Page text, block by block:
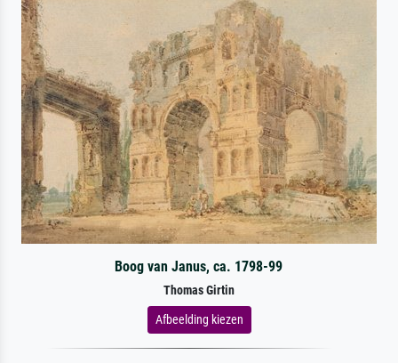
Boog van Janus, ca. 1798-99
Thomas Girtin
Afbeelding kiezen